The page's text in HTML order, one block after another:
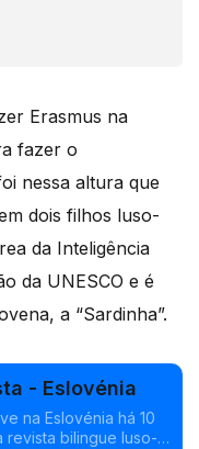
Erasmus na
fazer o
nessa altura que
dois filhos luso-
da Inteligência
da UNESCO e é
a “Sardinha”.
- Eslovénia
na Eslovénia há 10
revista bilingue luso-